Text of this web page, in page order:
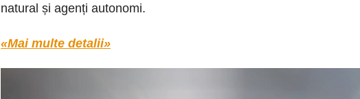
natural și agenți autonomi.
«Mai multe detalii»